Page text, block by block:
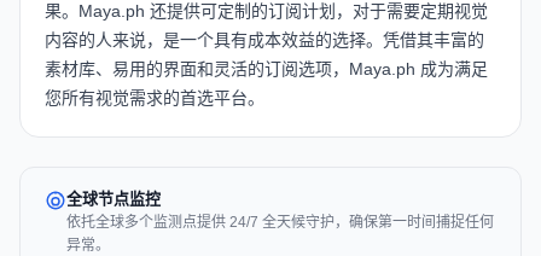
果。Maya.ph 还提供可定制的订阅计划，对于需要定期视觉
内容的人来说，是一个具有成本效益的选择。凭借其丰富的
素材库、易用的界面和灵活的订阅选项，Maya.ph 成为满足
您所有视觉需求的首选平台。
全球节点监控
依托全球多个监测点提供 24/7 全天候守护，确保第一时间捕捉任何
异常。